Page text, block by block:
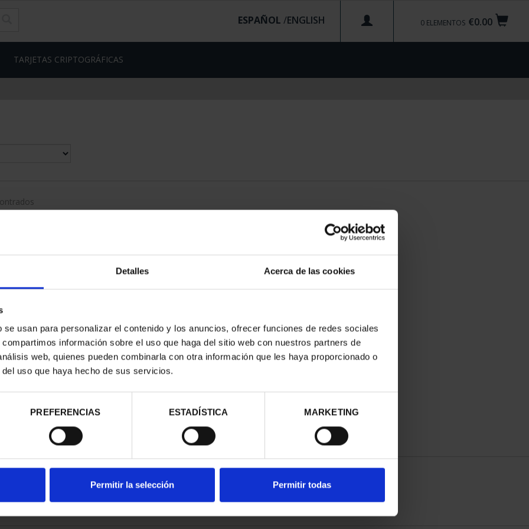
Detalles Acerca de las cookies
usan para personalizar el contenido y los anuncios, ofrecer funciones de redes sociales
información sobre el uso que haga del sitio web con nuestros partners de
web, quienes pueden combinarla con otra información que les haya proporcionado o
uso que haya hecho de sus servicios.
PREFERENCIAS ESTADÍSTICA MARKETING
Permitir la selección Permitir todas
€0.00
0 ELEMENTOS
ESPAÑOL /
TARJETAS CRIPTOGRÁFICAS
III -